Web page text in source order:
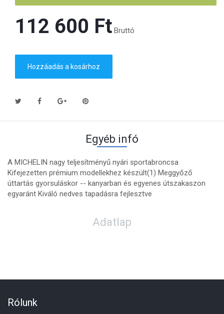
112 600 Ft‎ Bruttó
Hozzáadás a kosárhoz
Egyéb infó
A MICHELIN nagy teljesítményű nyári sportabroncsa
Kifejezetten prémium modellekhez készült(1) Meggyőző
úttartás gyorsuláskor -- kanyarban és egyenes útszakaszon
egyaránt Kiváló nedves tapadásra fejlesztve
Adatlap
Rólunk